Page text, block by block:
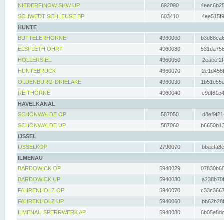
NIEDERFINOW SHW UP
692090
SCHWEDT SCHLEUSE BP
603410
HUNTE
BUTTELERHÖRNE
4960060
ELSFLETH OHRT
4960080
HOLLERSIEL
4960050
HUNTEBRÜCK
4960070
OLDENBURG-DRIELAKE
4960030
REITHÖRNE
4960040
HAVELKANAL
SCHÖNWALDE OP
587050
SCHÖNWALDE UP
587060
IJSSEL
IJSSELKOP
2790070
ILMENAU
BARDOWICK OP
5940029
BARDOWICK UP
5940030
FAHRENHOLZ OP
5940070
FAHRENHOLZ UP
5940060
ILMENAU SPERRWERK AP
5940080